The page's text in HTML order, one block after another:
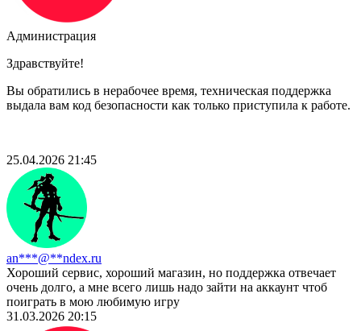
Администрация
Здравствуйте!
Вы обратились в нерабочее время, техническая поддержка
выдала вам код безопасности как только приступила к работе.
25.04.2026 21:45
an***@**ndex.ru
Хороший сервис, хороший магазин, но поддержка отвечает
очень долго, а мне всего лишь надо зайти на аккаунт чтоб
поиграть в мою любимую игру
31.03.2026 20:15